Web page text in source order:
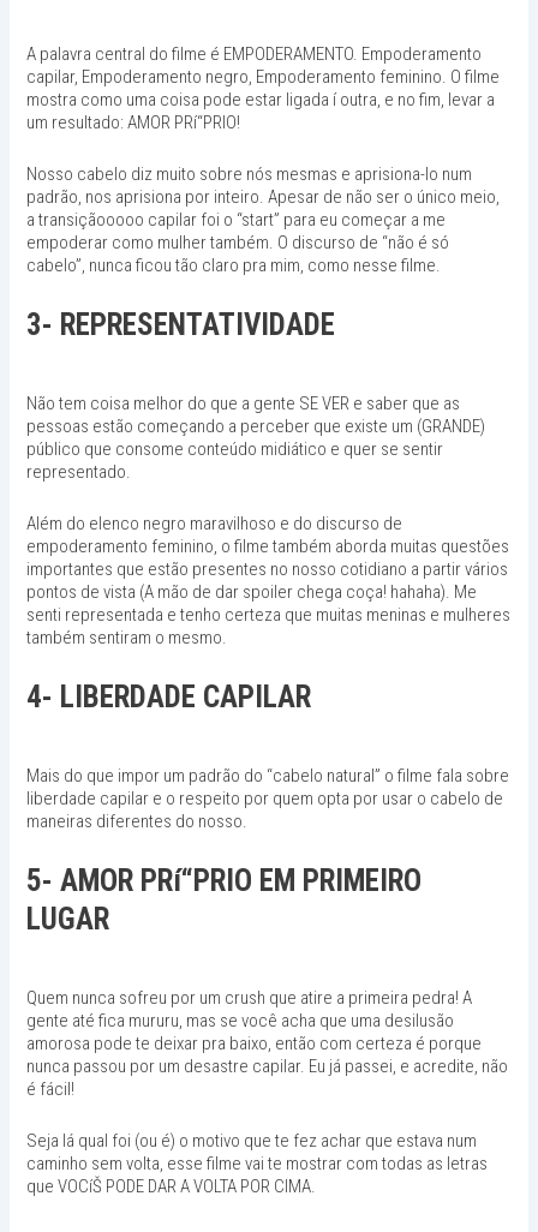
A palavra central do filme é EMPODERAMENTO. Empoderamento
capilar, Empoderamento negro, Empoderamento feminino. O filme
mostra como uma coisa pode estar ligada í outra, e no fim, levar a
um resultado: AMOR PRí“PRIO!
Nosso cabelo diz muito sobre nós mesmas e aprisiona-lo num
padrão, nos aprisiona por inteiro. Apesar de não ser o único meio,
a transiçãooooo capilar foi o “start” para eu começar a me
empoderar como mulher também. O discurso de “não é só
cabelo”, nunca ficou tão claro pra mim, como nesse filme.
3- REPRESENTATIVIDADE
Não tem coisa melhor do que a gente SE VER e saber que as
pessoas estão começando a perceber que existe um (GRANDE)
público que consome conteúdo midiático e quer se sentir
representado.
Além do elenco negro maravilhoso e do discurso de
empoderamento feminino, o filme também aborda muitas questões
importantes que estão presentes no nosso cotidiano a partir vários
pontos de vista (A mão de dar spoiler chega coça! hahaha). Me
senti representada e tenho certeza que muitas meninas e mulheres
também sentiram o mesmo.
4- LIBERDADE CAPILAR
Mais do que impor um padrão do “cabelo natural” o filme fala sobre
liberdade capilar e o respeito por quem opta por usar o cabelo de
maneiras diferentes do nosso.
5- AMOR PRí“PRIO EM PRIMEIRO
LUGAR
Quem nunca sofreu por um crush que atire a primeira pedra! A
gente até fica mururu, mas se você acha que uma desilusão
amorosa pode te deixar pra baixo, então com certeza é porque
nunca passou por um desastre capilar. Eu já passei, e acredite, não
é fácil!
Seja lá qual foi (ou é) o motivo que te fez achar que estava num
caminho sem volta, esse filme vai te mostrar com todas as letras
que VOCíŠ PODE DAR A VOLTA POR CIMA.